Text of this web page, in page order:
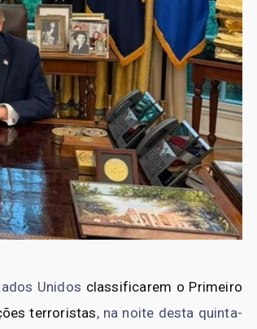
Unidos classificarem o Primeiro
terroristas, na noite desta quinta-